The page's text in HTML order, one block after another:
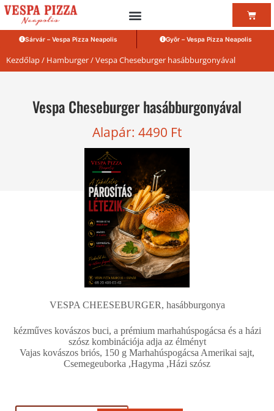
Sárvár – Vespa Pizza Neapolis Győr – Vespa Pizza Neapolis
Kezdőlap/ Hamburger/ Vespa Cheseburger hasábburgonyával
Vespa Cheseburger hasábburgonyával
Alapár: 4490 Ft
VESPA CHEESEBURGER, hasábburgonya
kézműves kovászos buci, a prémium marhahúspogácsa és a házi
szósz kombinációja adja az élményt
Vajas kovászos briós, 150 g Marhahúspogácsa Amerikai sajt,
Csemegeuborka ,Hagyma ,Házi szósz